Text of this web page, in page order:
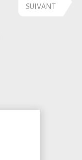
SUIVANT